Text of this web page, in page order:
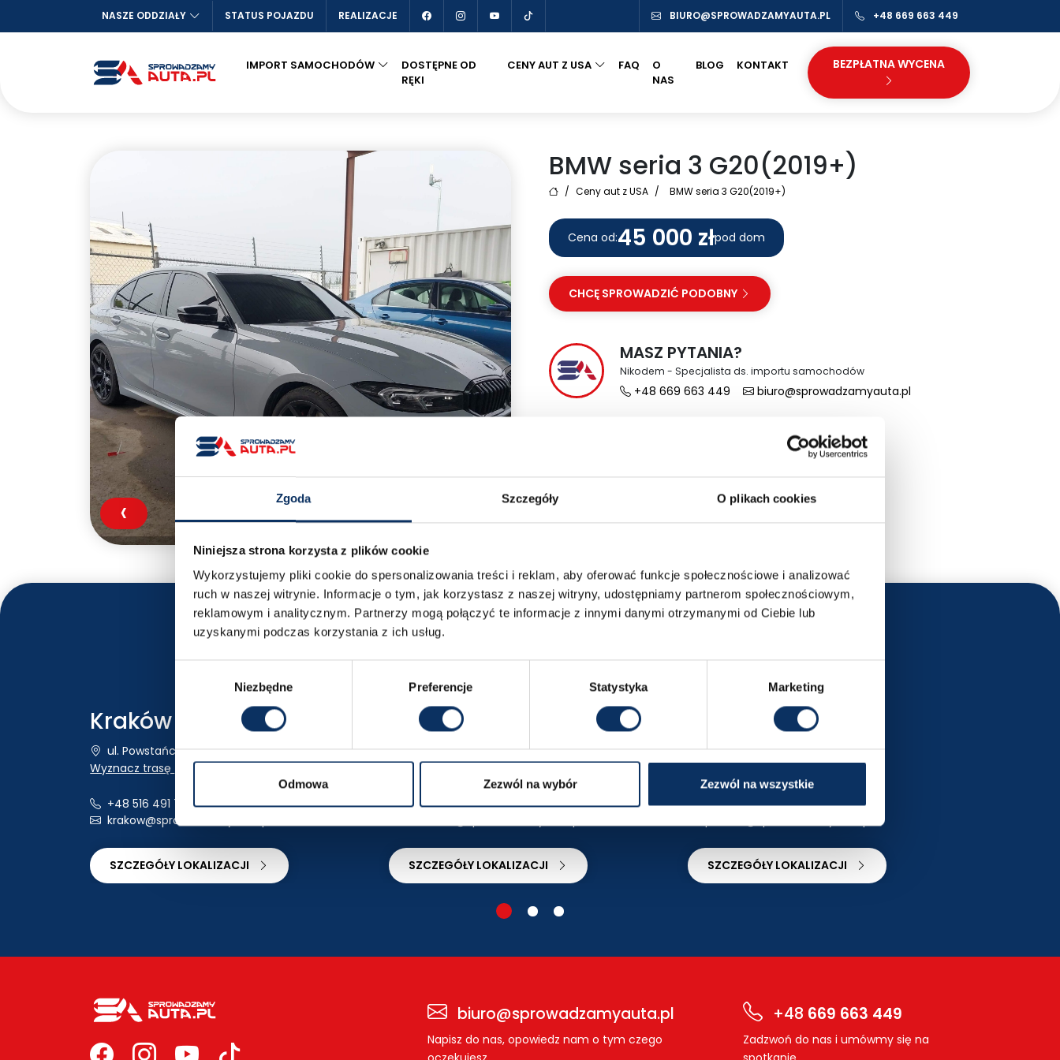
Zgoda Szczegóły O plikach cookies
Niniejsza strona korzysta z plików cookie
Wykorzystujemy pliki cookie do spersonalizowania treści i reklam, aby oferować funkcje społecznościowe i analizować
ruch w naszej witrynie. Informacje o tym, jak korzystasz z naszej witryny, udostępniamy partnerom społecznościowym,
reklamowym i analitycznym. Partnerzy mogą połączyć te informacje z innymi danymi otrzymanymi od Ciebie lub
uzyskanymi podczas korzystania z ich usług.
Niezbędne Preferencje Statystyka Marketing
Odmowa Zezwól na wybór Zezwól na wszystkie
NASZE ODDZIAŁY STATUS POJAZDU REALIZACJE BIURO@SPROWADZAMYAUTA.PL +48 669 663 449
IMPORT SAMOCHODÓW
DOSTĘPNE OD
RĘKI
CENY AUT Z USA FAQ
O
NAS
BLOG KONTAKT BEZPŁATNA WYCENA
‹ ›
BMW seria 3 G20(2019+)
/ Ceny aut z USA / BMW seria 3 G20(2019+)
Cena od:45 000 złpod dom
CHCĘ SPROWADZIĆ PODOBNY
MASZ PYTANIA?
Nikodem - Specjalista ds. importu samochodów
+48 669 663 449 biuro@sprowadzamyauta.pl
Odwiedź nas
Kraków
ul. Powstańców Wielkopolskich 18
Wyznacz trasę
+48 516 491 740
krakow@sprowadzamyauta.pl
SZCZEGÓŁY LOKALIZACJI
Katowice
ul. al. Walentego Roździeńskiego 188
Wyznacz trasę
+48 665 669 334
SZCZEGÓŁY LOKALIZACJI
ul. Naramowicka 170
+48 665 667 554
SZCZEGÓŁY LOKALIZACJI
biuro@sprowadzamyauta.pl
Napisz do nas, opowiedz nam o tym czego
+48 669 663 449
Zadzwoń do nas i umówmy się na